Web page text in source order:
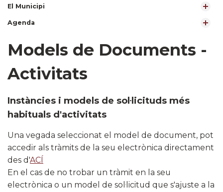
El Municipi
Agenda
Models de Documents -
Activitats
Instàncies i models de sol·licituds més
habituals d'activitats
Una vegada seleccionat el model de document, pot
accedir als tràmits de la seu electrònica directament
des d'ACÍ​
En el cas de no trobar un tràmit en la seu
electrònica o un model de sol·licitud que s'ajuste a la